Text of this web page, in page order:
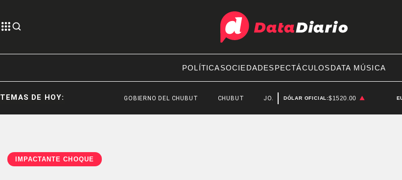
POLÍTICASOCIEDADESPECTÁCULOSDATA MÚSICA
TEMAS DE HOY: GOBIERNO DEL CHUBUT CHUBUT JOAQUÍN BENEGAS LYNCH
DÓLAR OFICIAL:$1520.00
IMPACTANTE CHOQUE